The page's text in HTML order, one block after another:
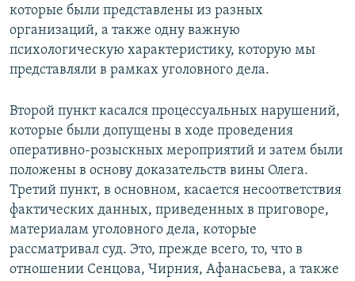
которые были представлены из разных
организаций, а также одну важную
психологическую характеристику, которую мы
представляли в рамках уголовного дела.
Второй пункт касался процессуальных нарушений,
которые были допущены в ходе проведения
оперативно-розыскных мероприятий и затем были
положены в основу доказательств вины Олега.
Третий пункт, в основном, касается несоответствия
фактических данных, приведенных в приговоре,
материалам уголовного дела, которые
рассматривал суд. Это, прежде всего, то, что в
отношении Сенцова, Чирния, Афанасьева, а также